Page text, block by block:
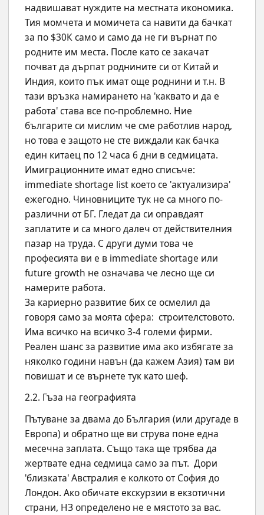
надвишават нуждите на местната икономика.
Тия момчета и момичета са навити да бачкат
за по $30К само и само да не ги върнат по
родните им места. После като се закачат
почват да дърпат роднините си от Китай и
Индия, които пък имат още роднини и т.н. В
тази връзка намирането на 'каквато и да е
работа' става все по-проблемно. Ние
българите си мислим че сме работлив народ,
но това е защото не сте виждали как бачка
един китаец по 12 часа 6 дни в седмицата.
Имиграционните имат едно списъче:
immediate shortage list което се 'актуализира'
ежегодно. Чиновниците тук не са много по-
различни от БГ. Гледат да си оправдаят
заплатите и са много далеч от действителния
пазар на труда. С други думи това че
професията ви е в immediate shortage или
future growth не означава че лесно ще си
намерите работа.
За кариерно развитие бих се осмелил да
говоря само за моята сфера:  строителстовото.
Има всичко на всичко 3-4 големи фирми.
Реален шанс за развитие има ако избягате за
няколко години навън (да кажем Азия) там ви
повишат и се върнете тук като шеф.
2.2. Гъза на географията
Пътуване за двама до България (или другаде в
Европа) и обратно ще ви струва поне една
месечна заплата. Също така ще трябва да
жертвате една седмица само за път.  Дори
'близката' Австралия е колкото от София до
Лондон. Ако обичате екскурзии в екзотични
страни, НЗ определено не е мястото за вас.